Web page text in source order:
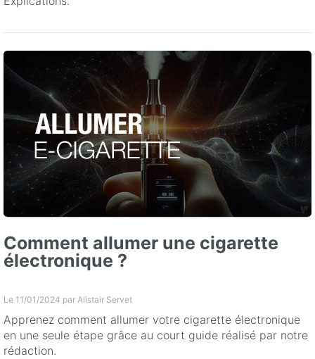
Comment allumer une cigarette
électronique ?
Le 11/01/2024 par Alistair Servet
Apprenez comment allumer votre cigarette électronique
en une seule étape grâce au court guide réalisé par notre
rédaction.